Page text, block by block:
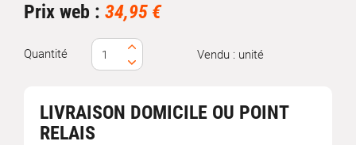
Prix web : 34,95 €
Quantité Vendu : unité
LIVRAISON DOMICILE OU POINT
RELAIS